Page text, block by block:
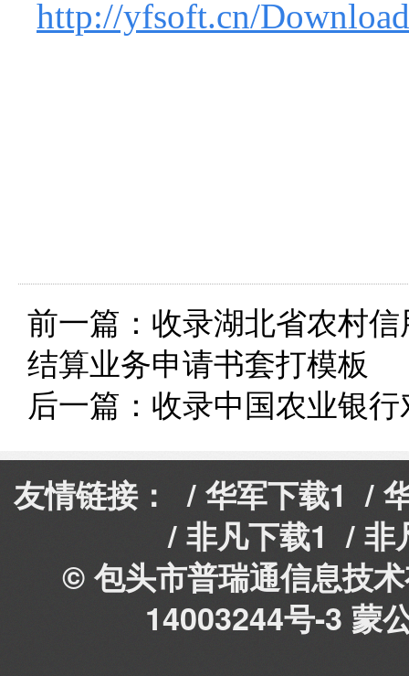
http://yfsoft.cn/
前一篇： 收录湖北省农村
结算业务申请书套打模板
后一篇： 收录中国农业银
友情链接： / 华军下载1 /
/ 非凡下载1 / 非
© 包头市普瑞通信息技
14003244号-3 蒙